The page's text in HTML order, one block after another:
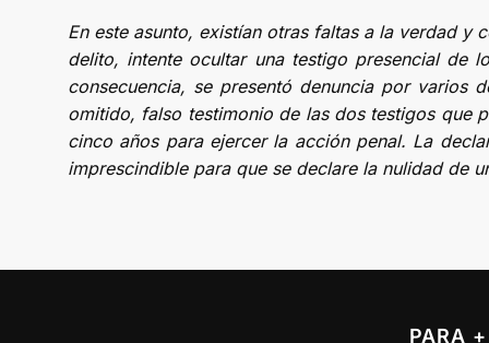
En este asunto, existían otras faltas a la verdad y
delito, intente ocultar una testigo presencial de
consecuencia, se presentó denuncia por varios
omitido, falso testimonio de las dos testigos que
cinco años para ejercer la acción penal. La
imprescindible para que se declare la nulidad de
PARA